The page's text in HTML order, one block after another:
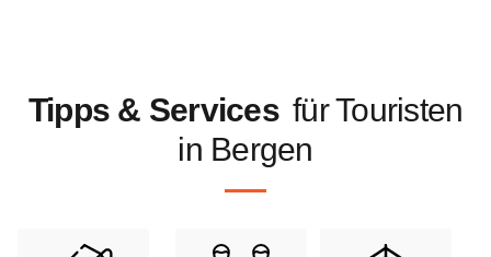
Tipps & Services für Touristen
in Bergen